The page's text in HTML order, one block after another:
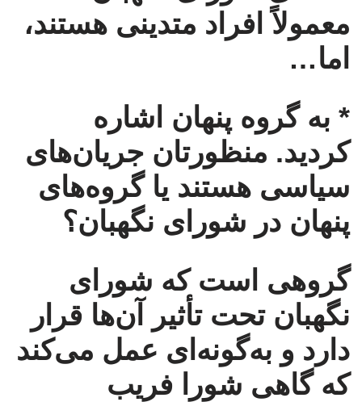
معمولاً افراد متدینی هستند،
اما…
* به گروه پنهان اشاره
کردید. منظورتان جریان‌های
سیاسی هستند یا گروه‌های
پنهان در شورای نگهبان؟
گروهی است که شورای
نگهبان تحت تأثیر آن‌ها قرار
دارد و به‌گونه‌ای عمل می‌کند
که گاهی شورا فریب